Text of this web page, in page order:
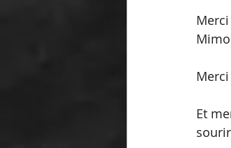
Et